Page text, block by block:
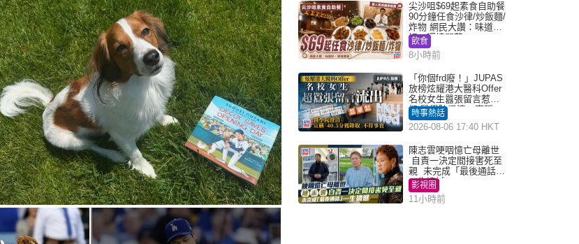
尖沙咀$69起素食自助餐
90分鐘任食沙律/炒飯麵/
炸物 網民大讚：味道
好，環境闊落
飲食
8小時前
「你個frd廢！」JUPAS
放榜炫耀港大醫科Offer
名校女生囂張留言惹眾
怒 醫學院澄清：宣稱
「40.5分獲錄取」不符事
實｜Juicy叮
時事熱話
2026-08-06 17:40 HKT
陳志雲哽咽憶亡母離世
自責一決定間接害死至
親 未完成「最後通話」
一生遺憾
影視圈
11小時前